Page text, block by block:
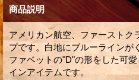
商品説明
アメリカン航空、ファーストク
プです。白地にブルーラインが
ファベットの"D"の形をした可
インアイテムです。